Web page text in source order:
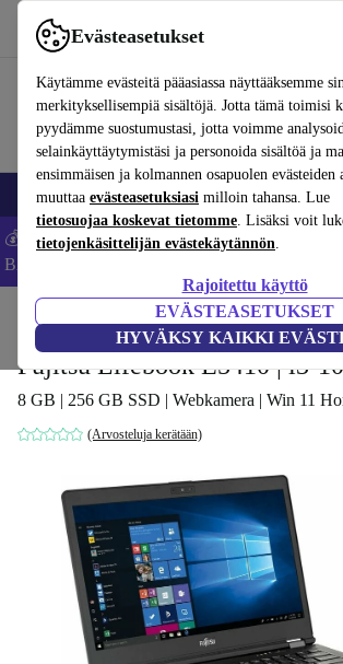
Evästeasetukset
Käytämme evästeitä pääasiassa näyttääksemme
merkityksellisempiä sisältöjä. Jotta tämä toimisi
pyydämme suostumustasi, jotta voimme
selainkäyttäytymistäsi ja personoida sisältöä ja
ensimmäisen ja kolmannen osapuolen
muuttaa evästeasetuksiasi milloin tahansa. Lue
tietosuojaa koskevat tietomme. Lisäksi voit
tietojenkäsittelijän evästekäytännön.
Rajoitettu käyttö
EVÄSTEASETUKSET
HYVÄKSY KAIKKI
Käytä refurbed-palvelua nopeasti ja helposti
Matkapuhelimet ja älypuhelimet Kannettavat
💰Säästä -5 % LISÄÄ MacBookeista ja
BACK5OFF -
Kannettavat tietokoneet Fujitsun
Fujitsu Lifebook E5410 | i3-
8 GB | 256 GB SSD | Webkamera | Win 11
(Arvosteluja kerätään)